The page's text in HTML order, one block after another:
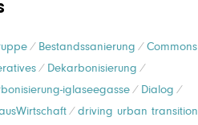
Bestandssanierung
Commons
Dekarbonisierung
iglaseegasse
Dialog
driving urban transition